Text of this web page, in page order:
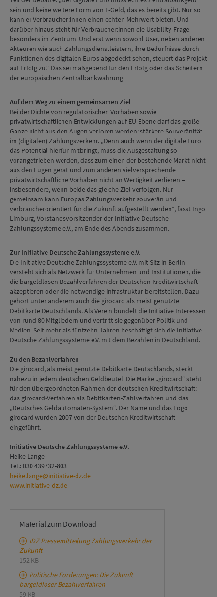
sein und keine weitere Form von E-Geld, das es bereits gibt. Nur so
kann er Verbraucher:innen einen echten Mehrwert bieten. Und
darüber hinaus steht für Verbraucher:innen die Usability-Frage
besonders im Zentrum. Und erst wenn sowohl User, neben anderen
Akteuren wie auch Zahlungsdienstleistern, ihre Bedürfnisse durch
Funktionen des digitalen Euros abgedeckt sehen, steuert das Projekt
auf Erfolg zu.“ Das sei maßgebend für den Erfolg oder das Scheitern
der europäischen Zentralbankwährung.
Auf dem Weg zu einem gemeinsamen Ziel
Bei der Dichte von regulatorischen Vorhaben sowie
privatwirtschaftlichen Entwicklungen auf EU-Ebene darf das große
Ganze nicht aus den Augen verloren werden: stärkere Souveränität
im (digitalen) Zahlungsverkehr. „Denn auch wenn der digitale Euro
das Potential hierfür mitbringt, muss die Ausgestaltung so
vorangetrieben werden, dass zum einen der bestehende Markt nicht
aus den Fugen gerät und zum anderen vielversprechende
privatwirtschaftliche Vorhaben nicht an Wertigkeit verlieren –
insbesondere, wenn beide das gleiche Ziel verfolgen. Nur
gemeinsam kann Europas Zahlungsverkehr souverän und
verbraucherorientiert für die Zukunft aufgestellt werden“, fasst Ingo
Limburg, Vorstandsvorsitzender der Initiative Deutsche
Zahlungssysteme e.V., am Ende des Abends zusammen.
Zur Initiative Deutsche Zahlungssysteme e.V.
Die Initiative Deutsche Zahlungssysteme e.V. mit Sitz in Berlin
versteht sich als Netzwerk für Unternehmen und Institutionen, die
die bargeldlosen Bezahlverfahren der Deutschen Kreditwirtschaft
akzeptieren oder die notwendige Infrastruktur bereitstellen. Dazu
gehört unter anderem auch die girocard als meist genutzte
Debitkarte Deutschlands. Als Verein bündelt die Initiative Interessen
von rund 80 Mitgliedern und vertritt sie gegenüber Politik und
Medien. Seit mehr als fünfzehn Jahren beschäftigt sich die Initiative
Deutsche Zahlungssysteme e.V. mit dem Bezahlen in Deutschland.
Zu den Bezahlverfahren
Die girocard, als meist genutzte Debitkarte Deutschlands, steckt
nahezu in jedem deutschen Geldbeutel. Die Marke „girocard“ steht
für den übergeordneten Rahmen der deutschen Kreditwirtschaft:
das girocard-Verfahren als Debitkarten-Zahlverfahren und das
„Deutsches Geldautomaten-System“. Der Name und das Logo
girocard wurden 2007 von der Deutschen Kreditwirtschaft
eingeführt.
Initiative Deutsche Zahlungssysteme e.V.
Heike Lange
Tel.: 030 439732-803
heike.lange@initiative-dz.de
www.initiative-dz.de
Material zum Download
IDZ Pressemitteilung Zahlungsverkehr der
Zukunft
152 KB
Politische Forderungen: Die Zukunft
bargeldloser Bezahlverfahren
59 KB